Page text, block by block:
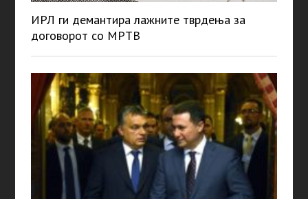
ИРЛ ги демантира лажните тврдења за
договорот со МРТВ